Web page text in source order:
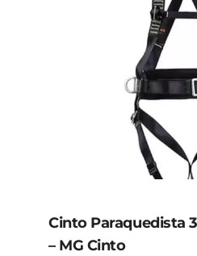
Cinto Paraquedista
– MG Cinto